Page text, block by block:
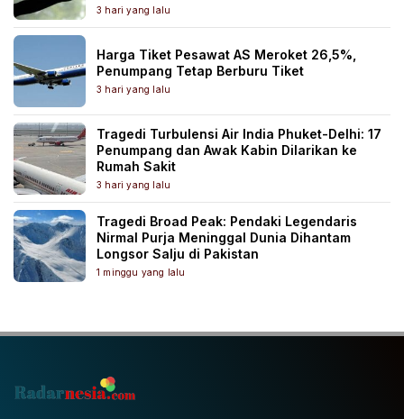
3 hari yang lalu
Harga Tiket Pesawat AS Meroket 26,5%,
Penumpang Tetap Berburu Tiket
3 hari yang lalu
Tragedi Turbulensi Air India Phuket-Delhi: 17
Penumpang dan Awak Kabin Dilarikan ke
Rumah Sakit
3 hari yang lalu
Tragedi Broad Peak: Pendaki Legendaris
Nirmal Purja Meninggal Dunia Dihantam
Longsor Salju di Pakistan
1 minggu yang lalu